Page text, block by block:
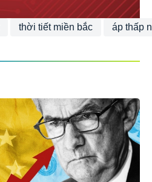
thời tiết miền bắc áp thấp